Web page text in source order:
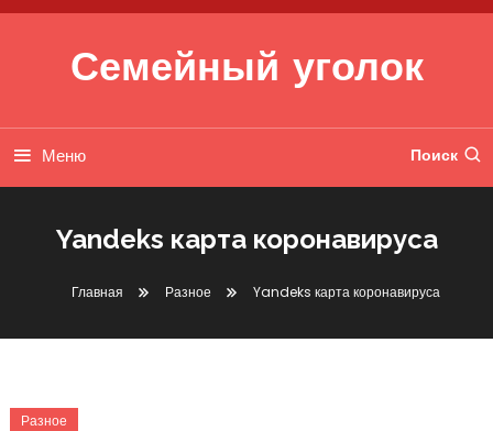
Перейти к содержимому
Семейный уголок
Меню Поиск
Yandeks карта коронавируса
Главная Разное Yandeks карта коронавируса
Разное